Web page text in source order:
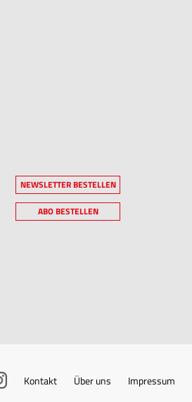
NEWSLETTER BESTELLEN
ABO BESTELLEN
Kontakt Über uns Impressum